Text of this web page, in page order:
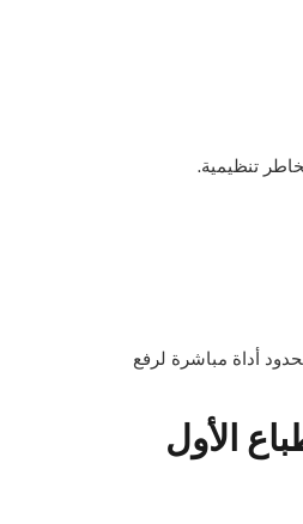
تنظيمية.
أداة مباشرة لرفع
الأول